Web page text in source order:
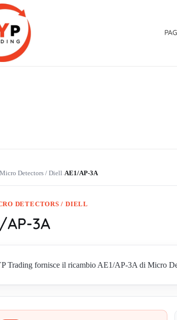
Micro Detectors / Diell›AE1/AP-3A
DETECTORS / DIELL
AP-3A
Trading fornisce il ricambio AE1/AP-3A di Micro